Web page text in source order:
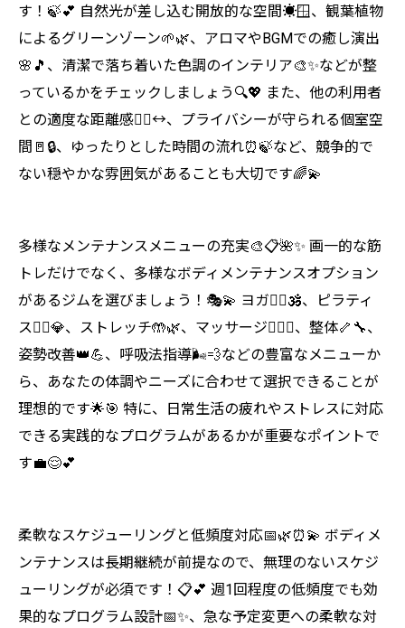
す！🍃💕 自然光が差し込む開放的な空間☀️🪟、観葉植物
によるグリーンゾーン🌱🌿、アロマやBGMでの癒し演出
🌸🎵、清潔で落ち着いた色調のインテリア🎨✨などが整
っているかをチェックしましょう🔍💖 また、他の利用者
との適度な距離感🚶‍♀️↔️、プライバシーが守られる個室空
間🚪🔒、ゆったりとした時間の流れ⏰🍃など、競争的で
ない穏やかな雰囲気があることも大切です🌈💫
多様なメンテナンスメニューの充実🎨📋🌺✨ 画一的な筋
トレだけでなく、多様なボディメンテナンスオプション
があるジムを選びましょう！🎭💫 ヨガ🧘‍♀️🕉️、ピラティ
ス🤸‍♀️💎、ストレッチ🤲🌿、マッサージ💆‍♀️✨、整体🦴🔧、
姿勢改善👑💪、呼吸法指導🌬️💨などの豊富なメニューか
ら、あなたの体調やニーズに合わせて選択できることが
理想的です🌟🎯 特に、日常生活の疲れやストレスに対応
できる実践的なプログラムがあるかが重要なポイントで
す💼😌💕
柔軟なスケジューリングと低頻度対応📅🌿⏰💫 ボディメ
ンテナンスは長期継続が前提なので、無理のないスケジ
ューリングが必須です！📋💕 週1回程度の低頻度でも効
果的なプログラム設計📅✨、急な予定変更への柔軟な対